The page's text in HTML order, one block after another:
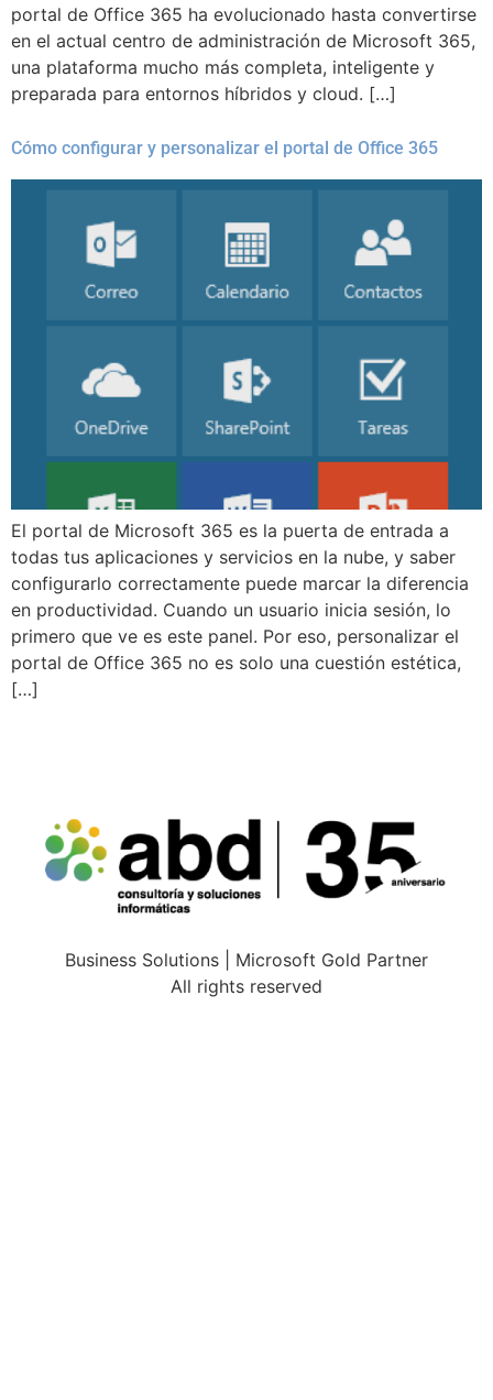
portal de Office 365 ha evolucionado hasta convertirse
en el actual centro de administración de Microsoft 365,
una plataforma mucho más completa, inteligente y
preparada para entornos híbridos y cloud. […]
Cómo configurar y personalizar el portal de Office 365
El portal de Microsoft 365 es la puerta de entrada a
todas tus aplicaciones y servicios en la nube, y saber
configurarlo correctamente puede marcar la diferencia
en productividad. Cuando un usuario inicia sesión, lo
primero que ve es este panel. Por eso, personalizar el
portal de Office 365 no es solo una cuestión estética,
[…]
Business Solutions | Microsoft Gold Partner
All rights reserved